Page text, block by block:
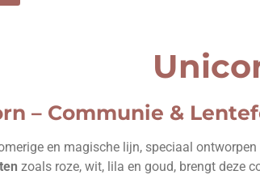
– Communie &
en magische lijn, speciaal
zoals roze, wit, lila en goud, brengt deze